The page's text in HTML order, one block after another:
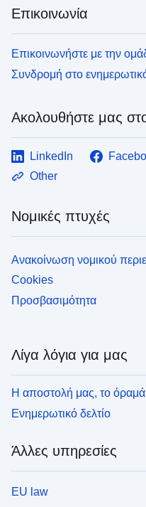
Επικοινωνία
Επικοινωνήστε με την
Συνδρομή στο
Ακολουθήστε μας
LinkedIn
Other
Νομικές πτυχές
Ανακοίνωση νομικού
Cookies
Προσβασιμότητα
Λίγα λόγια για μας
Η αποστολή μας, το όραμά
Ενημερωτικό δελτίο
Άλλες υπηρεσίες
EU law